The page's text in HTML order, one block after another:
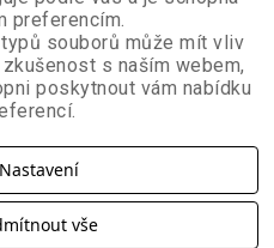
si všímá i vývoje
o bezzrcadlovkách.
informací:
kompozice, ostření,
faktorů,
jídla
typů osvětlení, včetně
preferencím.
souborů může mít vliv
s naším webem,
poskytnout vám nabídku
Nastavení
vše